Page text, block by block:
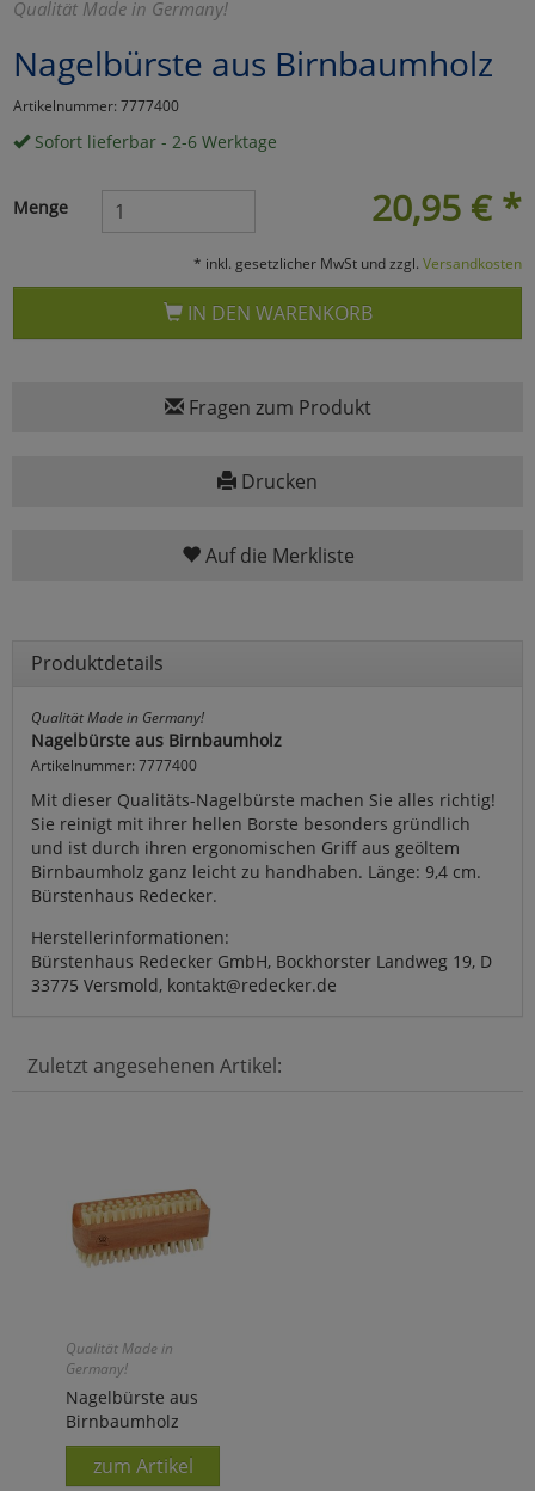
Qualität Made in Germany!
Nagelbürste aus Birnbaumholz
Artikelnummer: 7777400
Sofort lieferbar - 2-6 Werktage
20,95 € *
Menge
* inkl. gesetzlicher MwSt und zzgl. Versandkosten
IN DEN WARENKORB
Fragen zum Produkt
Drucken
Auf die Merkliste
Produktdetails
Qualität Made in Germany!
Nagelbürste aus Birnbaumholz
Artikelnummer: 7777400
Mit dieser Qualitäts-Nagelbürste machen Sie alles richtig!
Sie reinigt mit ihrer hellen Borste besonders gründlich
und ist durch ihren ergonomischen Griff aus geöltem
Birnbaumholz ganz leicht zu handhaben. Länge: 9,4 cm.
Bürstenhaus Redecker.
Herstellerinformationen:
Bürstenhaus Redecker GmbH, Bockhorster Landweg 19, D
33775 Versmold, kontakt@redecker.de
Zuletzt angesehenen Artikel:
Qualität Made in
Germany!
Nagelbürste aus
Birnbaumholz
zum Artikel
Umfragetools
Cookies
Cookies
Einstellungen speichern
zurückzu Haupptseite